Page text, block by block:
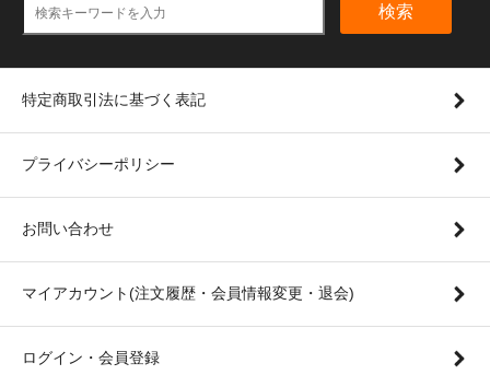
検索
特定商取引法に基づく表記
プライバシーポリシー
お問い合わせ
マイアカウント(注文履歴・会員情報変更・退会)
ログイン・会員登録